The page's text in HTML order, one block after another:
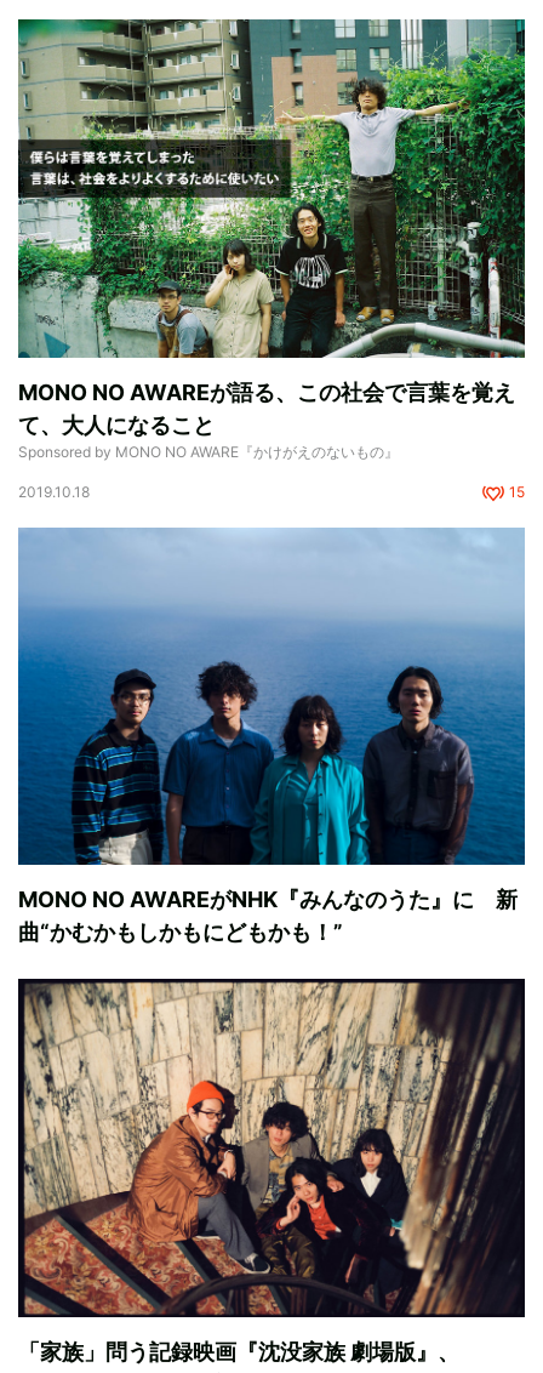
MONO NO AWAREが語る、この社会で言葉を覚え
て、大人になること
Sponsored by MONO NO AWARE『かけがえのないもの』
2019.10.18 15
MONO NO AWAREがNHK『みんなのうた』に 新
曲“かむかもしかもにどもかも！”
「家族」問う記録映画『沈没家族 劇場版』、